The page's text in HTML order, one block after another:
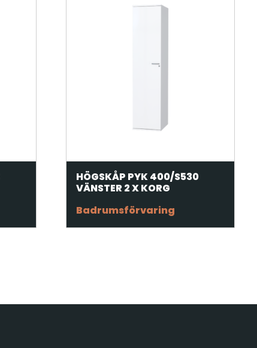
HÖGSKÅP PYK 400/S530
VÄNSTER 2 X KORG
Badrumsförvaring